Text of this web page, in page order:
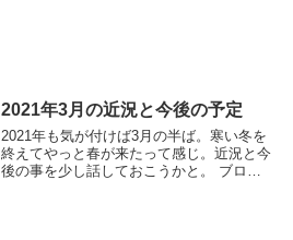
2021年3月の近況と今後の予定
2021年も気が付けば3月の半ば。寒い冬を
終えてやっと春が来たって感じ。近況と今
後の事を少し話しておこうかと。 ブログ